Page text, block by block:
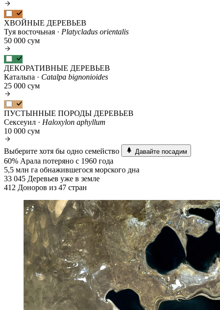
ХВОЙНЫЕ ДЕРЕВЬЕВ
Туя восточьная · Platycladus orientalis
50 000 сум
ДЕКОРАТИВНЫЕ ДЕРЕВЬЕВ
Катальпа · Catalpa bignonioides
25 000 сум
ПУСТЫННЫЕ ПОРОДЫ ДЕРЕВЬЕВ
Сексеуил · Haloxylon aphyllum
10 000 сум
Выберите хотя бы одно семейство Давайте посадим
60% Арала потеряно с 1960 года
5,5 млн га обнажившегося морского дна
33 045 Деревьев уже в земле
412 Доноров из 47 стран